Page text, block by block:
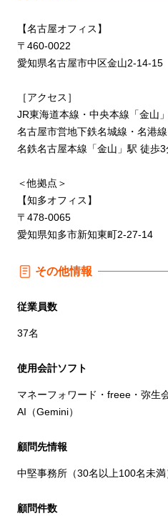
【名古屋オフィス】
〒460-0022
愛知県名古屋市中区金山2-14-15
［アクセス］
JR東海道本線・中央本線「金山
名古屋市営地下鉄名城線・名港
名鉄名古屋本線「金山」駅 徒歩3
＜他拠点＞
【知多オフィス】
〒478-0065
愛知県知多市新知東町2-27-14
その他情報
従業員数
37名
使用会計ソフト
マネーフォワード・freee・弥⽣
AI（Gemini）
顧問先情報
中堅事務所（30名以上100名未満
顧問件数